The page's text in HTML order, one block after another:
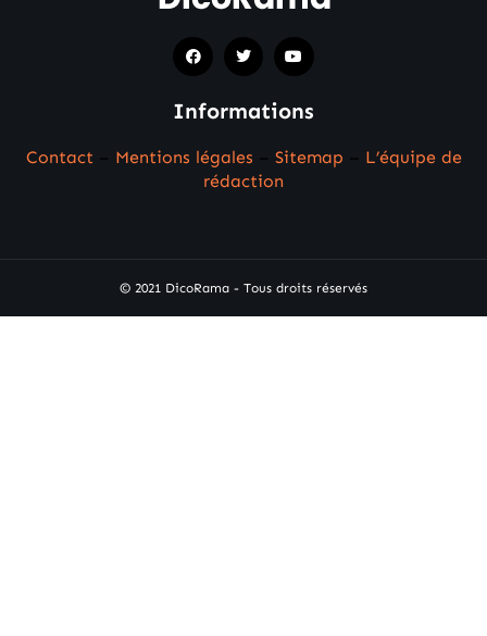
Informations
Contact Mentions légales Sitemap
L’équipe de
rédaction
© 2021 DicoRama - Tous droits réservés